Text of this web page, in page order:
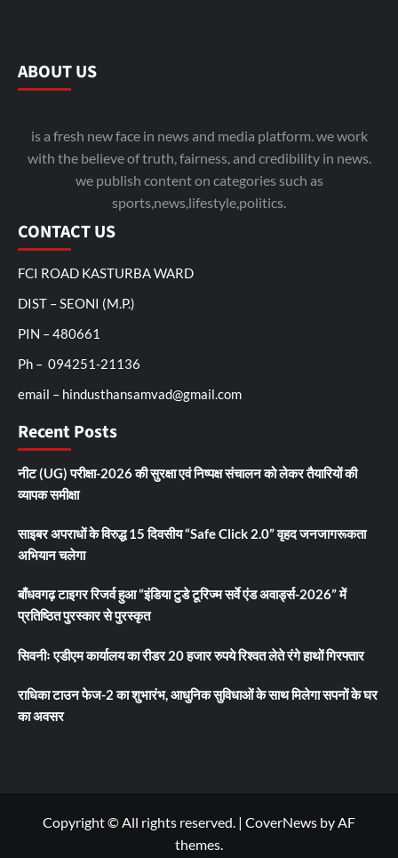
ABOUT US
is a fresh new face in news and media platform. we work
with the believe of truth, fairness, and credibility in news.
we publish content on categories such as
sports,news,lifestyle,politics.
CONTACT US
FCI ROAD KASTURBA WARD
DIST – SEONI (M.P.)
PIN – 480661
Ph – 094251-21136
email – hindusthansamvad@gmail.com
Recent Posts
नीट (UG) परीक्षा-2026 की सुरक्षा एवं निष्पक्ष संचालन को लेकर तैयारियों की
व्यापक समीक्षा
साइबर अपराधों के विरुद्ध 15 दिवसीय “Safe Click 2.0” वृहद जनजागरूकता
अभियान चलेगा
बाँधवगढ़ टाइगर रिजर्व हुआ “इंडिया टुडे टूरिज्म सर्वे एंड अवार्ड्स-2026” में
प्रतिष्ठित पुरस्कार से पुरस्कृत
सिवनीः एडीएम कार्यालय का रीडर 20 हजार रुपये रिश्वत लेते रंगे हाथों गिरफ्तार
राधिका टाउन फेज-2 का शुभारंभ, आधुनिक सुविधाओं के साथ मिलेगा सपनों के घर
का अवसर
Copyright © All rights reserved. | CoverNews by AF
themes.